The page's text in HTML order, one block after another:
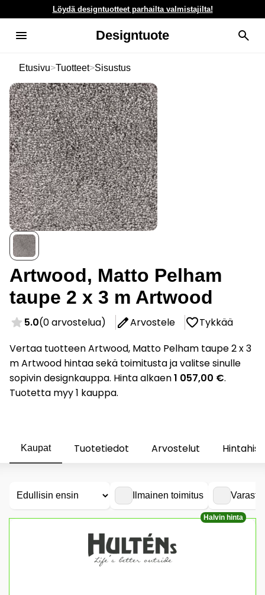
Löydä designtuotteet parhailta valmistajilta!
Designtuote
Etusivu>Tuotteet>Sisustus
Artwood, Matto Pelham
taupe 2 x 3 m Artwood
5.0(0 arvostelua) Arvostele
Tykkää
Vertaa tuotteen Artwood, Matto Pelham taupe 2 x 3
m Artwood hintaa sekä toimitusta ja valitse sinulle
sopivin designkauppa. Hinta alkaen1 057,00 €.
Tuotetta myy 1 kauppa.
Kaupat Tuotetiedot Arvostelut
Ilmainen toimitus
Halvin hinta